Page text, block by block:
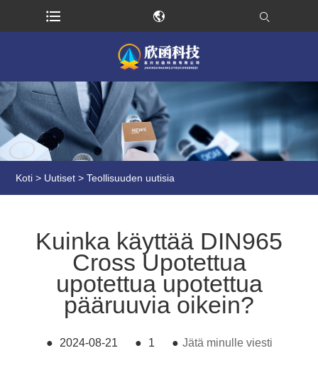
Koti > Uutiset >Teollisuuden uutisia
Kuinka käyttää DIN965
Cross Upotettua
upotettua upotettua
pääruuvia oikein?
● 2024-08-21 ● 1 ● Jätä minulle viesti